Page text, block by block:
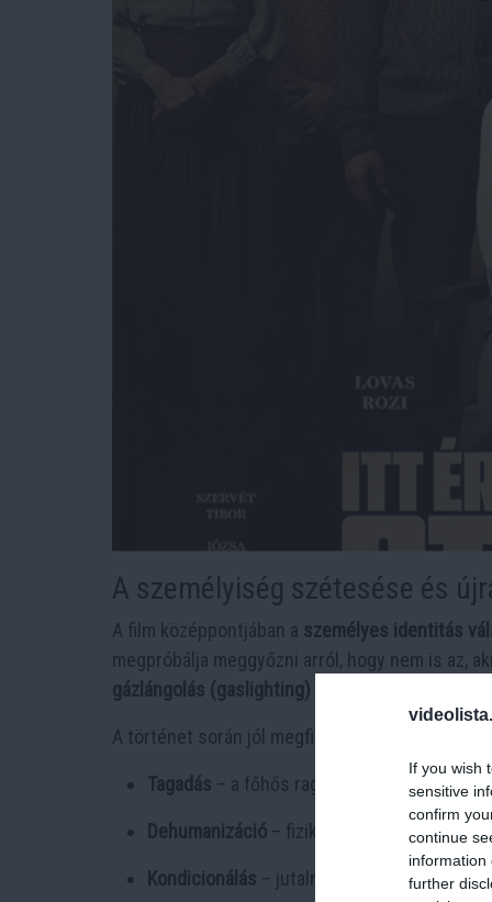
If you wish
sensitive
confirm
continue
information
further
A személyiség szétesése és
A film középpontjában a személyes identitás
megpróbálja meggyőzni arról, hogy nem is az,
gázlángolás (gaslighting)
A történet során jól megfigyelhető az identitás
Tagadás – a főhős ragaszkodik saját
Dehumanizáció – fizikai és pszichés
Kondicionálás – jutalmazás és büntetés